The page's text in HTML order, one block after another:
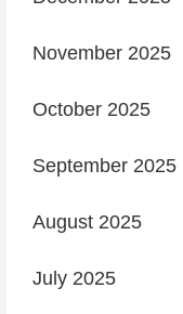
November 2025
October 2025
September 2025
August 2025
July 2025